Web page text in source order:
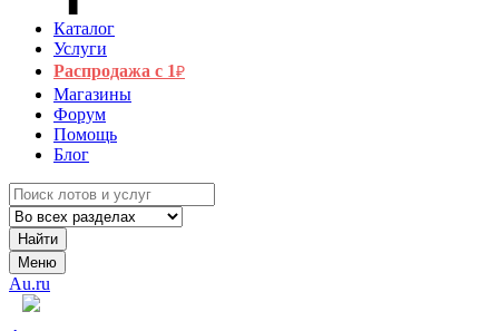
Каталог
Услуги
Распродажа с 1₽
Магазины
Форум
Помощь
Блог
Найти
Меню
Au.ru